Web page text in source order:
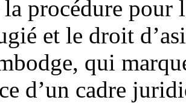
la procédure pour
et le droit
qui
d’un cadre